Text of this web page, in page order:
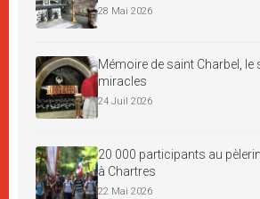
28 Mai 2026
Mémoire de saint Charbel, le
miracles
24 Juil 2026
20 000 participants au
à Chartres
22 Mai 2026